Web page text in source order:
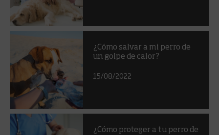
¿Cómo salvar a mi perro de
un golpe de calor?
15/08/2022
¿Cómo proteger a tu perro de